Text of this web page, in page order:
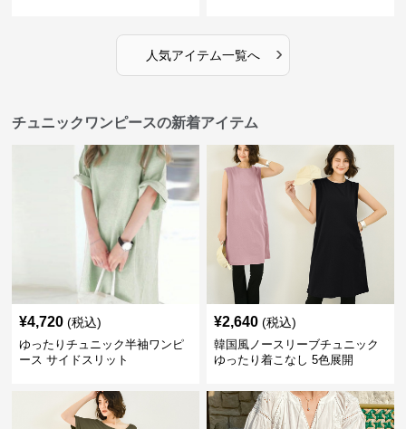
人気アイテム一覧へ ›
チュニックワンピースの新着アイテム
¥4,720 (税込)
ゆったりチュニック半袖ワンピ
ース サイドスリット
¥2,640 (税込)
韓国風ノースリーブチュニック
ゆったり着こなし 5色展開